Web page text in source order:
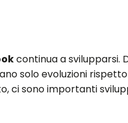
continua a svilupparsi.
solo evoluzioni
ci sono importanti